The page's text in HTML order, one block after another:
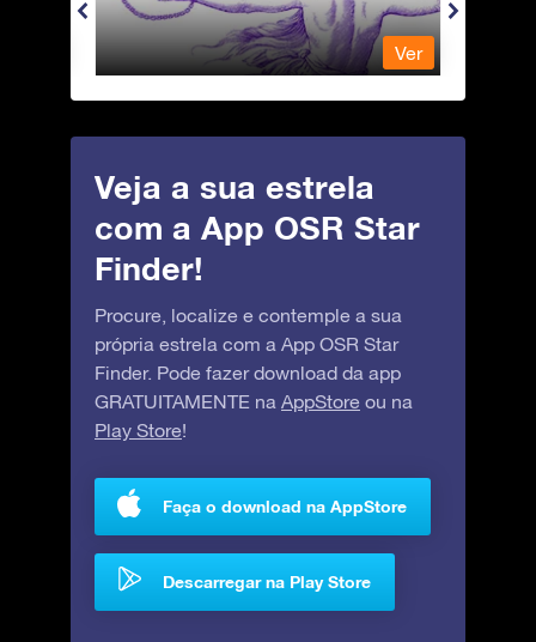
Ver
Veja a sua estrela
com a App OSR Star
Finder!
Procure, localize e contemple a sua
própria estrela com a App OSR Star
Finder. Pode fazer download da app
GRATUITAMENTE na AppStore ou na
Play Store!
Faça o download na AppStore
Descarregar na Play Store